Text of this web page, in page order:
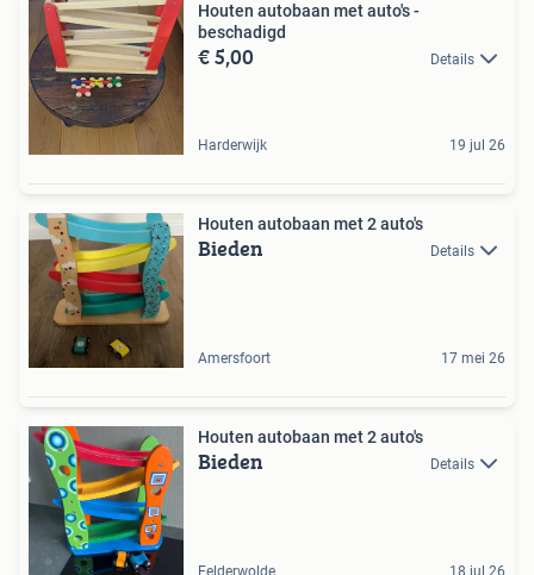
Houten autobaan met auto's -
beschadigd
€ 5,00 Details
Harderwijk 19 jul 26
Houten autobaan met 2 auto's
Bieden Details
Amersfoort 17 mei 26
Houten autobaan met 2 auto's
Bieden Details
Eelderwolde 18 jul 26